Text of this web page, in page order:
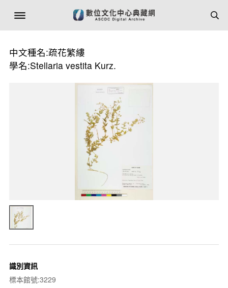
中文種名:疏花繁縷
學名:Stellaria vestita Kurz.
識別資訊
標本館號:3229